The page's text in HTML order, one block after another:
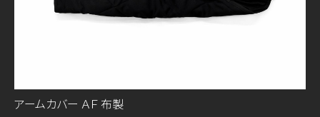
アームカバー ＡＦ 布製